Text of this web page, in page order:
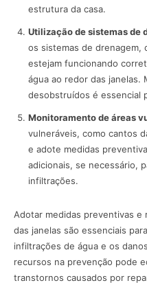
estrutura da casa.
Utilização de sistemas de
os sistemas de drenagem,
estejam funcionando
água ao redor das janelas.
desobstruídos é essencial
Monitoramento de áreas
vulneráveis, como cantos
e adote medidas
adicionais, se necessário,
infiltrações.
Adotar medidas preventivas e
das janelas são essenciais
infiltrações de água e os
recursos na prevenção pode
transtornos causados por